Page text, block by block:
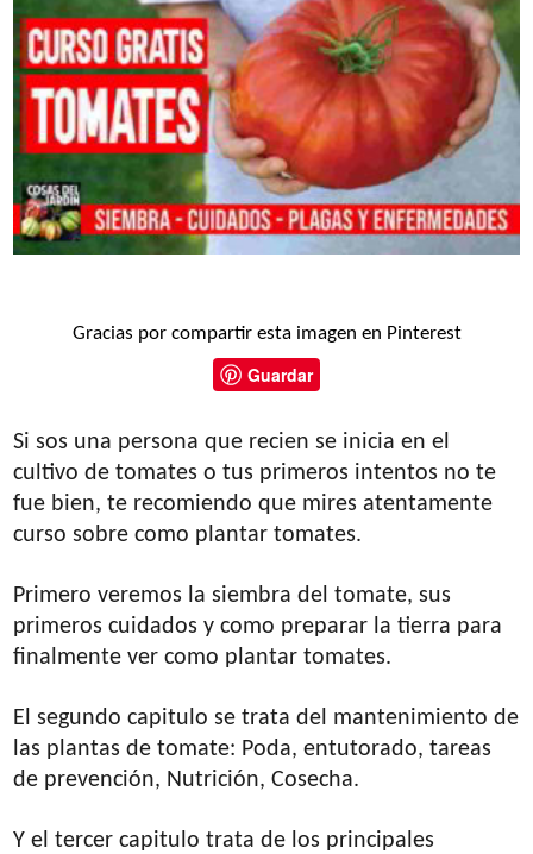
Gracias por compartir esta imagen en Pinterest
Guardar
Si sos una persona que recien se inicia en el
cultivo de tomates o tus primeros intentos no te
fue bien, te recomiendo que mires atentamente
curso sobre como plantar tomates.
Primero veremos la siembra del tomate, sus
primeros cuidados y como preparar la tierra para
finalmente ver como plantar tomates.
El segundo capitulo se trata del mantenimiento de
las plantas de tomate: Poda, entutorado, tareas
de prevención, Nutrición, Cosecha.
Y el tercer capitulo trata de los principales